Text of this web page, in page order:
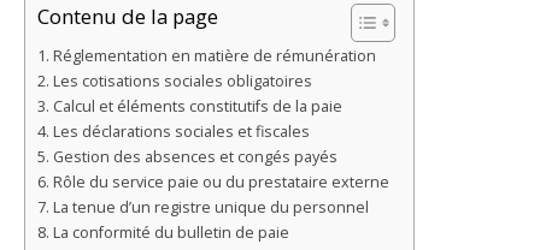
Contenu de la page
Réglementation en matière de rémunération
Les cotisations sociales obligatoires
Calcul et éléments constitutifs de la paie
Les déclarations sociales et fiscales
Gestion des absences et congés payés
Rôle du service paie ou du prestataire externe
La tenue d’un registre unique du personnel
La conformité du bulletin de paie